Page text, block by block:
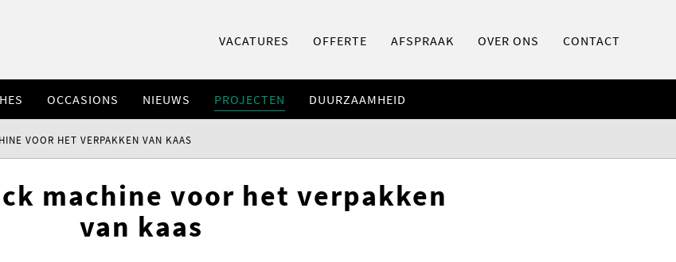
VACATURES OFFERTE AFSPRAAK OVER ONS CONTACT
OCCASIONS NIEUWS PROJECTEN DUURZAAMHEID
VOOR HET VERPAKKEN VAN KAAS
machine voor het verpakken
van kaas